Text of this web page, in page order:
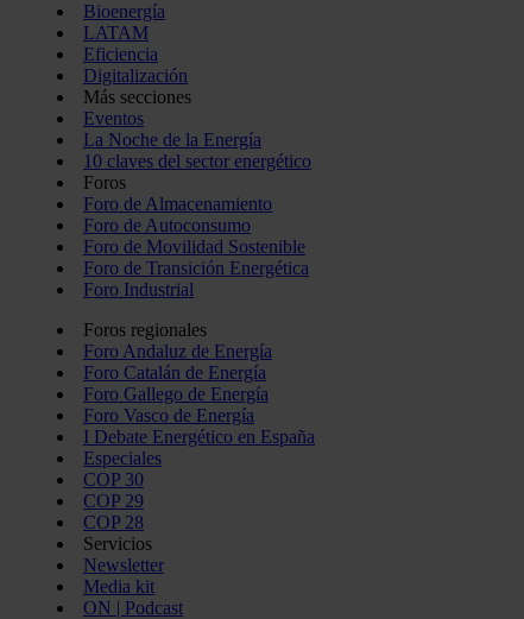
Bioenergía
LATAM
Eficiencia
Digitalización
Más secciones
Eventos
La Noche de la Energía
10 claves del sector energético
Foros
Foro de Almacenamiento
Foro de Autoconsumo
Foro de Movilidad Sostenible
Foro de Transición Energética
Foro Industrial
Foros regionales
Foro Andaluz de Energía
Foro Catalán de Energía
Foro Gallego de Energía
Foro Vasco de Energía
I Debate Energético en España
Especiales
COP 30
COP 29
COP 28
Servicios
Newsletter
Media kit
ON | Podcast